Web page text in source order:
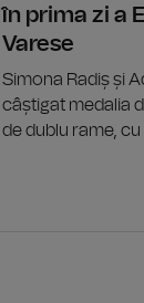
în prima zi a
Varese
Simona Radiș și
câștigat medalia
de dublu rame, cu